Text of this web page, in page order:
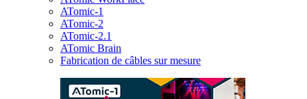
ATomic-1
ATomic-2
ATomic-2.1
ATomic Brain
Fabrication de câbles sur mesure